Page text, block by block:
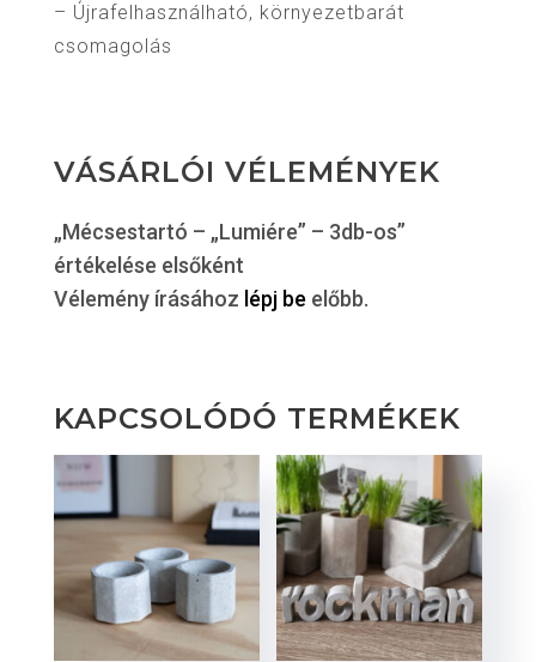
– Újrafelhasználható, környezetbarát
csomagolás
VÁSÁRLÓI VÉLEMÉNYEK
„Mécsestartó – „Lumiére” – 3db-os”
értékelése elsőként
Vélemény írásához lépj be előbb.
KAPCSOLÓDÓ TERMÉKEK